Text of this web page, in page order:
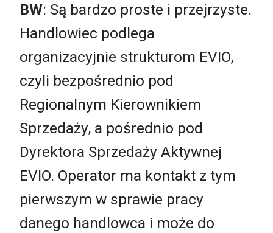
BW: Są bardzo proste i przejrzyste.
Handlowiec podlega
organizacyjnie strukturom EVIO,
czyli bezpośrednio pod
Regionalnym Kierownikiem
Sprzedaży, a pośrednio pod
Dyrektora Sprzedaży Aktywnej
EVIO. Operator ma kontakt z tym
pierwszym w sprawie pracy
danego handlowca i może do